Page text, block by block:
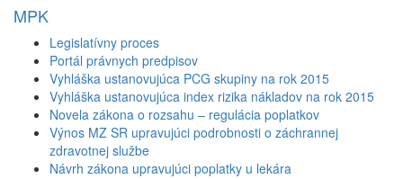
MPK
Legislatívny proces
Portál právnych predpisov
Vyhláška ustanovujúca PCG skupiny na rok 2015
Vyhláška ustanovujúca index rizika nákladov na rok 2015
Novela zákona o rozsahu – regulácia poplatkov
Výnos MZ SR upravujúci podrobnosti o záchrannej
zdravotnej službe
Návrh zákona upravujúci poplatky u lekára